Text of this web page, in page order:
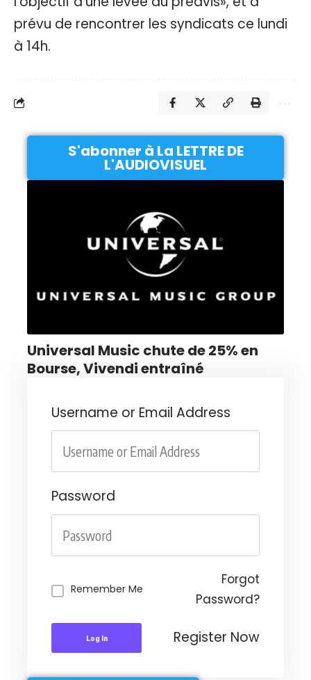
prévu de rencontrer les syndicats ce lundi
à 14h.
S'abonner à La LETTRE DE
L'AUDIOVISUEL
Universal Music chute de 25% en
Bourse, Vivendi entraîné
Username or Email Address
Password
Remember Me
Forgot
Password?
Log In Register Now